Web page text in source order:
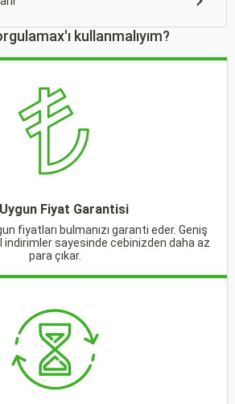
kullanmalıyım?
Fiyat Garantisi
fiyatları bulmanızı garanti eder. Geniş
indirimler sayesinde cebinizden daha az
para çıkar.